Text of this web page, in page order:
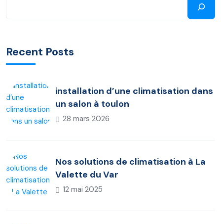
Recent Posts
installation d’une climatisation dans
un salon à toulon
28 mars 2026
Nos solutions de climatisation à La
Valette du Var
12 mai 2025